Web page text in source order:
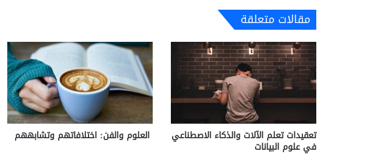
مقالات متعلقة
تعقيدات تعلم الآلات والذكاء الاصطناعي
في علوم البيانات
العلوم والفن: اختلافاتهم وتشابههم